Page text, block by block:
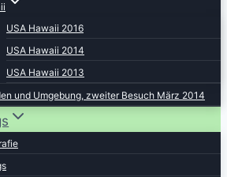
USA Hawaii 2016
USA Hawaii 2014
USA Hawaii 2013
und Umgebung, zweiter Besuch März 2014